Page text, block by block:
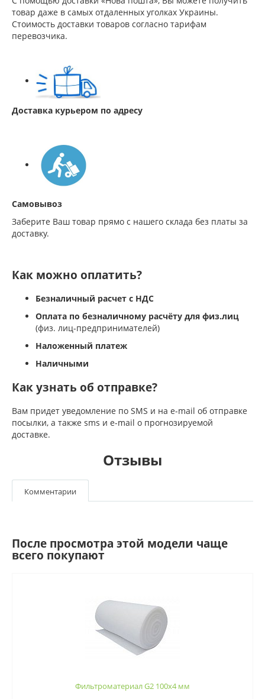
товар даже в самых отдаленных уголках Украины.
Стоимость доставки товаров согласно тарифам
перевозчика.
Доставка курьером по адресу
Самовывоз
Заберите Ваш товар прямо с нашего склада без платы за
доставку.
Как можно оплатить?
Безналичный расчет с НДС
Оплата по безналичному расчёту для физ.лиц
(физ. лиц-предпринимателей)
Наложенный платеж
Наличными
Как узнать об отправке?
Вам придет уведомление по SMS и на e-mail об отправке
посылки, а также sms и e-mail о прогнозируемой
доставке.
Отзывы
Комментарии
После просмотра этой модели чаще
всего покупают
Фильтроматериал G2 100x4 мм